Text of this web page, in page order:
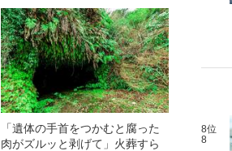
「遺体の手首をつかむと腐った
肉がズルッと剥げて」火葬すら
8位
8